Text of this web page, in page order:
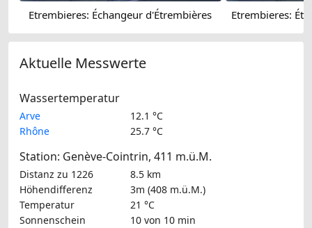
Etrembieres: Échangeur d'Étrembières
Aktuelle Messwerte
Wassertemperatur
Arve
12.1 °C
Rhône
25.7 °C
Station: Genève-Cointrin, 411 m.ü.M.
Distanz zu 1226
8.5 km
Höhendifferenz
3m (408 m.ü.M.)
Temperatur
21 °C
Sonnenschein
10 von 10 min